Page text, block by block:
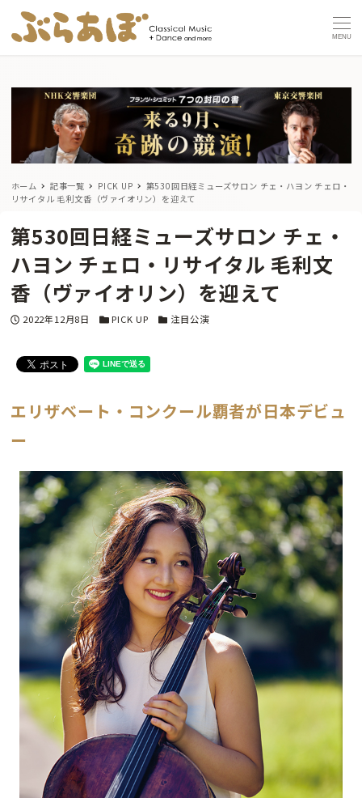
MENU
ホーム 記事一覧 PICK UP
第530回日経ミューズサロン チェ・ハヨン チェロ・
リサイタル 毛利文香（ヴァイオリン）を迎えて
第530回日経ミューズサロン チェ・
ハヨン チェロ・リサイタル 毛利文
香（ヴァイオリン）を迎えて
投稿日
2022年12月8日 カテゴリー
PICK UP カテゴリー
注目公演
エリザベート・コンクール覇者が日本デビュ
ー